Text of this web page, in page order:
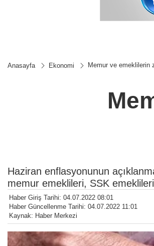
Anasayfa Ekonomi Memur ve emeklilerin
Haziran enflasyonunun
memur emeklileri, SSK
Haber Giriş Tarihi: 04.07.2022 08:01
Haber Güncellenme Tarihi: 04.07.2022 11:01
Kaynak: Haber Merkezi